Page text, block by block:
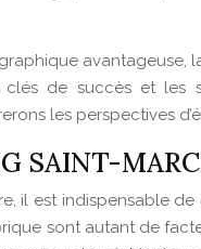
de succès et les
les perspectives
SAINT-
il est indispensable
sont autant de